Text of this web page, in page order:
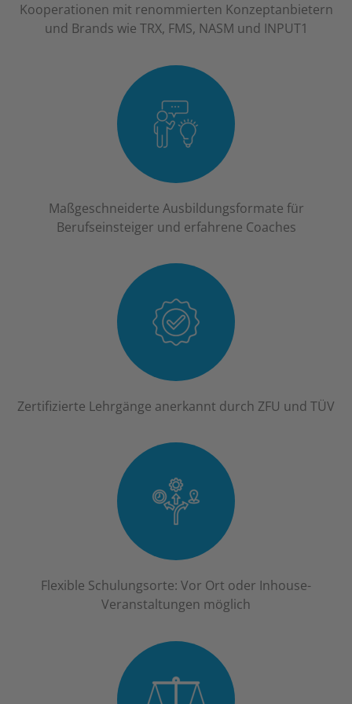
Kooperationen mit renommierten Konzeptanbietern
und Brands wie TRX, FMS, NASM und INPUT1
Maßgeschneiderte Ausbildungsformate für
Berufseinsteiger und erfahrene Coaches
Zertifizierte Lehrgänge anerkannt durch ZFU und TÜV
Flexible Schulungsorte: Vor Ort oder Inhouse-
Veranstaltungen möglich